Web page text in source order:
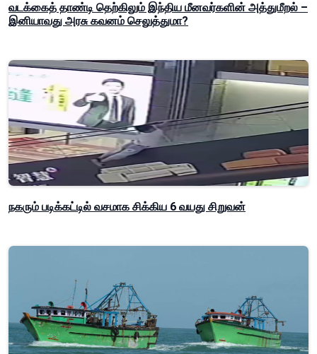
வடக்கைத் தாண்டி தெற்கிலும் இந்திய மீனவர்களின் அத்துமீறல் –
இனியாவது அரசு கவனம் செலுத்துமா?
நகரும் படிக்கட்டில் வசமாக சிக்கிய 6 வயது சிறுவன்